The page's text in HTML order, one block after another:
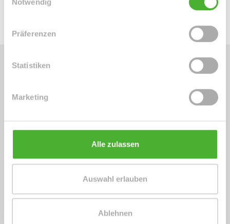
Notwendig
Präferenzen
Statistiken
Marketing
Alle zulassen
Auswahl erlauben
Ablehnen
98,40 kWh / (m²*a)